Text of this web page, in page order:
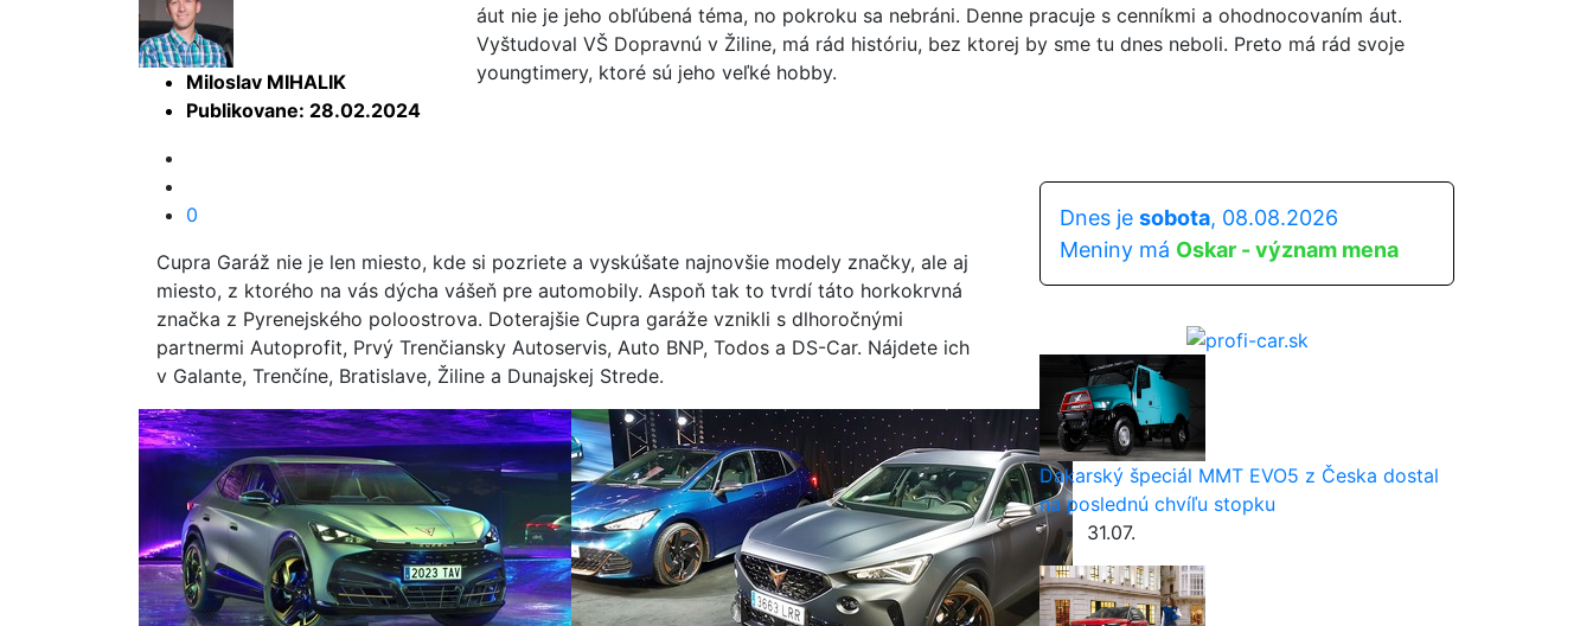
Miloslav MIHALIK
Publikovane: 28.02.2024
áut nie je jeho obľúbená téma, no pokroku sa nebráni. Denne pracuje s cenníkmi a ohodnocovaním áut.
Vyštudoval VŠ Dopravnú v Žiline, má rád históriu, bez ktorej by sme tu dnes neboli. Preto má rád svoje
youngtimery, ktoré sú jeho veľké hobby.
0
Cupra Garáž nie je len miesto, kde si pozriete a vyskúšate najnovšie modely značky, ale aj
miesto, z ktorého na vás dýcha vášeň pre automobily. Aspoň tak to tvrdí táto horkokrvná
značka z Pyrenejského poloostrova. Doterajšie Cupra garáže vznikli s dlhoročnými
partnermi Autoprofit, Prvý Trenčiansky Autoservis, Auto BNP, Todos a DS-Car. Nájdete ich
v Galante, Trenčíne, Bratislave, Žiline a Dunajskej Strede.
Dnes je sobota, 08.08.2026
Meniny má Oskar - význam mena
Dakarský špeciál MMT EVO5 z Česka dostal
na poslednú chvíľu stopku
31.07.